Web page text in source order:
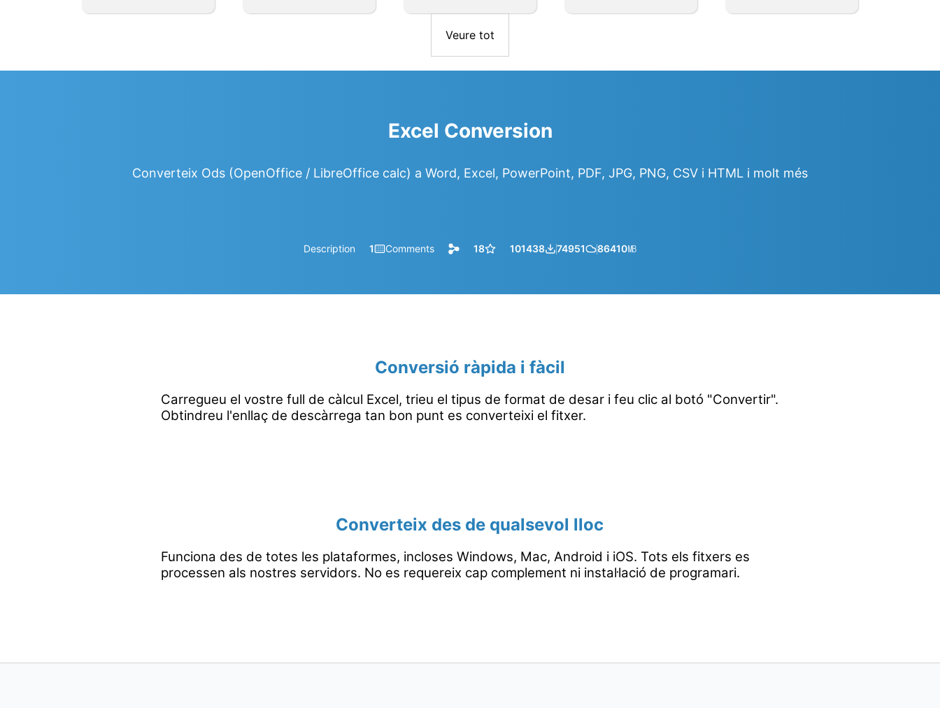
Veure tot
Excel Conversion
Converteix Ods (OpenOffice / LibreOffice calc) a Word, Excel, PowerPoint, PDF, JPG, PNG, CSV i HTML i molt més
Description 1 Comments 18 101438 74951 86410㎆︎
Conversió ràpida i fàcil
Carregueu el vostre full de càlcul Excel, trieu el tipus de format de desar i feu clic al botó "Convertir".
Obtindreu l'enllaç de descàrrega tan bon punt es converteixi el fitxer.
Converteix des de qualsevol lloc
Funciona des de totes les plataformes, incloses Windows, Mac, Android i iOS. Tots els fitxers es
processen als nostres servidors. No es requereix cap complement ni instal·lació de programari.